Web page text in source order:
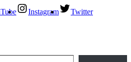
Instagram
Twitter